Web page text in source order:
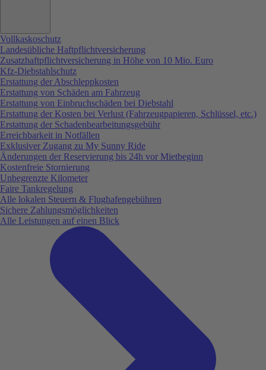
Vollkaskoschutz
Landesübliche Haftpflichtversicherung
Zusatzhaftpflichtversicherung in Höhe von 10 Mio. Euro
Kfz-Diebstahlschutz
Erstattung der Abschleppkosten
Erstattung von Schäden am Fahrzeug
Erstattung von Einbruchschäden bei Diebstahl
Erstattung der Kosten bei Verlust (Fahrzeugpapieren, Schlüssel, etc.)
Erstattung der Schadenbearbeitungsgebühr
Erreichbarkeit in Notfällen
Exklusiver Zugang zu My Sunny Ride
Änderungen der Reservierung bis 24h vor Mietbeginn
Kostenfreie Stornierung
Unbegrenzte Kilometer
Faire Tankregelung
Alle lokalen Steuern & Flughafengebühren
Sichere Zahlungsmöglichkeiten
Alle Leistungen auf einen Blick